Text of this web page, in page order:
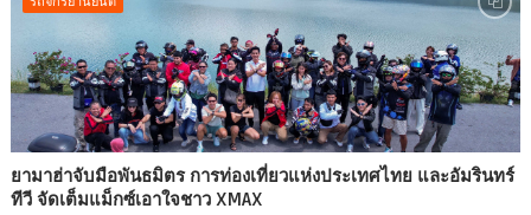
ยามาฮ่าจับมือพันธมิตร การท่องเที่ยวแห่งประเทศไทย และอัมรินทร์
ทีวี จัดเต็มแม็กซ์เอาใจชาว XMAX